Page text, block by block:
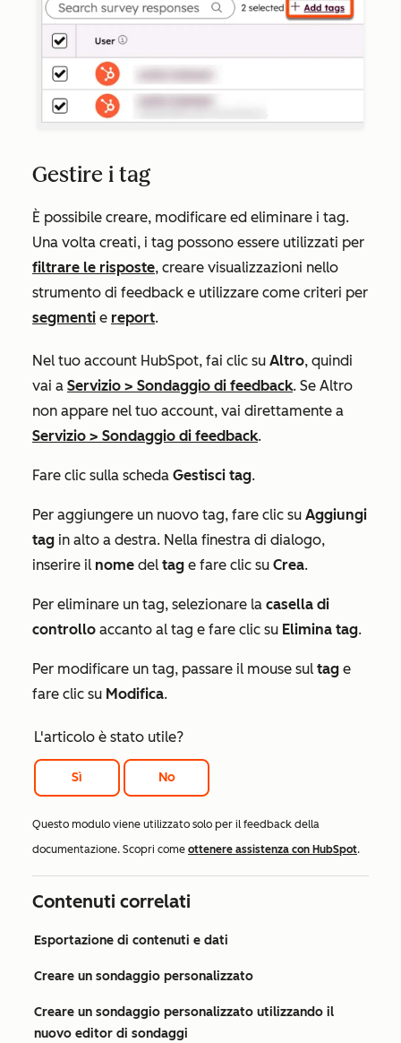
Gestire i tag
È possibile creare, modificare ed eliminare i tag.
Una volta creati, i tag possono essere utilizzati per
filtrare le risposte, creare visualizzazioni nello
strumento di feedback e utilizzare come criteri per
segmenti e report.
Nel tuo account HubSpot, fai clic su Altro, quindi
vai a Servizio > Sondaggio di feedback. Se Altro
non appare nel tuo account, vai direttamente a
Servizio > Sondaggio di feedback.
Fare clic sulla scheda Gestisci tag.
Per aggiungere un nuovo tag, fare clic su Aggiungi
tag in alto a destra. Nella finestra di dialogo,
inserire il nome del tag e fare clic su Crea.
Per eliminare un tag, selezionare la casella di
controllo accanto al tag e fare clic su Elimina tag.
Per modificare un tag, passare il mouse sul tag e
fare clic su Modifica.
L'articolo è stato utile?
Sì No
Questo modulo viene utilizzato solo per il feedback della
documentazione. Scopri come ottenere assistenza con HubSpot.
Contenuti correlati
Esportazione di contenuti e dati
Creare un sondaggio personalizzato
Creare un sondaggio personalizzato utilizzando il
nuovo editor di sondaggi